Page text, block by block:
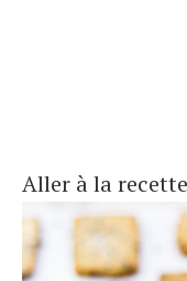
Aller à la recette